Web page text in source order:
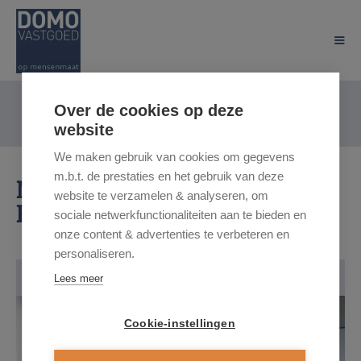
Meybroekstraat, 3510
Hasselt
Over de cookies op deze
website
We maken gebruik van cookies om gegevens
m.b.t. de prestaties en het gebruik van deze
website te verzamelen & analyseren, om
sociale netwerkfunctionaliteiten aan te bieden en
onze content & advertenties te verbeteren en
personaliseren.
Lees meer
Cookie-instellingen